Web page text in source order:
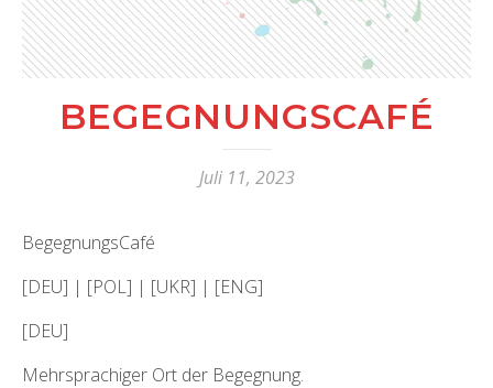
BEGEGNUNGSCAFÉ
Juli 11, 2023
BegegnungsCafé
[DEU] | [POL] | [UKR] | [ENG]
[DEU]
Mehrsprachiger Ort der Begegnung.